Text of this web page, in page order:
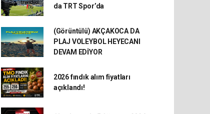
da TRT Spor’da
(Görüntülü) AKÇAKOCA DA
PLAJ VOLEYBOL HEYECANI
DEVAM EDİYOR
2026 fındık alım fiyatları
açıklandı!